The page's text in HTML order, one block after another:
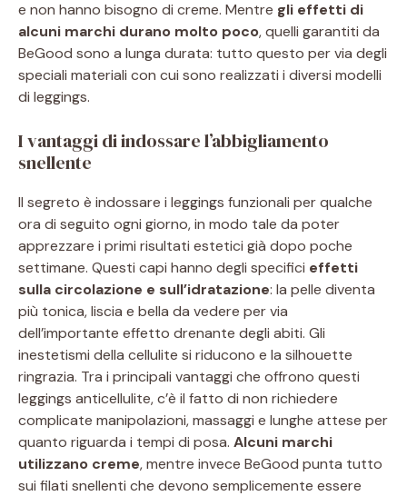
e non hanno bisogno di creme. Mentre gli effetti di
alcuni marchi durano molto poco, quelli garantiti da
BeGood sono a lunga durata: tutto questo per via degli
speciali materiali con cui sono realizzati i diversi modelli
di leggings.
I vantaggi di indossare l’abbigliamento
snellente
Il segreto è indossare i leggings funzionali per qualche
ora di seguito ogni giorno, in modo tale da poter
apprezzare i primi risultati estetici già dopo poche
settimane. Questi capi hanno degli specifici effetti
sulla circolazione e sull’idratazione: la pelle diventa
più tonica, liscia e bella da vedere per via
dell’importante effetto drenante degli abiti. Gli
inestetismi della cellulite si riducono e la silhouette
ringrazia. Tra i principali vantaggi che offrono questi
leggings anticellulite, c’è il fatto di non richiedere
complicate manipolazioni, massaggi e lunghe attese per
quanto riguarda i tempi di posa. Alcuni marchi
utilizzano creme, mentre invece BeGood punta tutto
sui filati snellenti che devono semplicemente essere